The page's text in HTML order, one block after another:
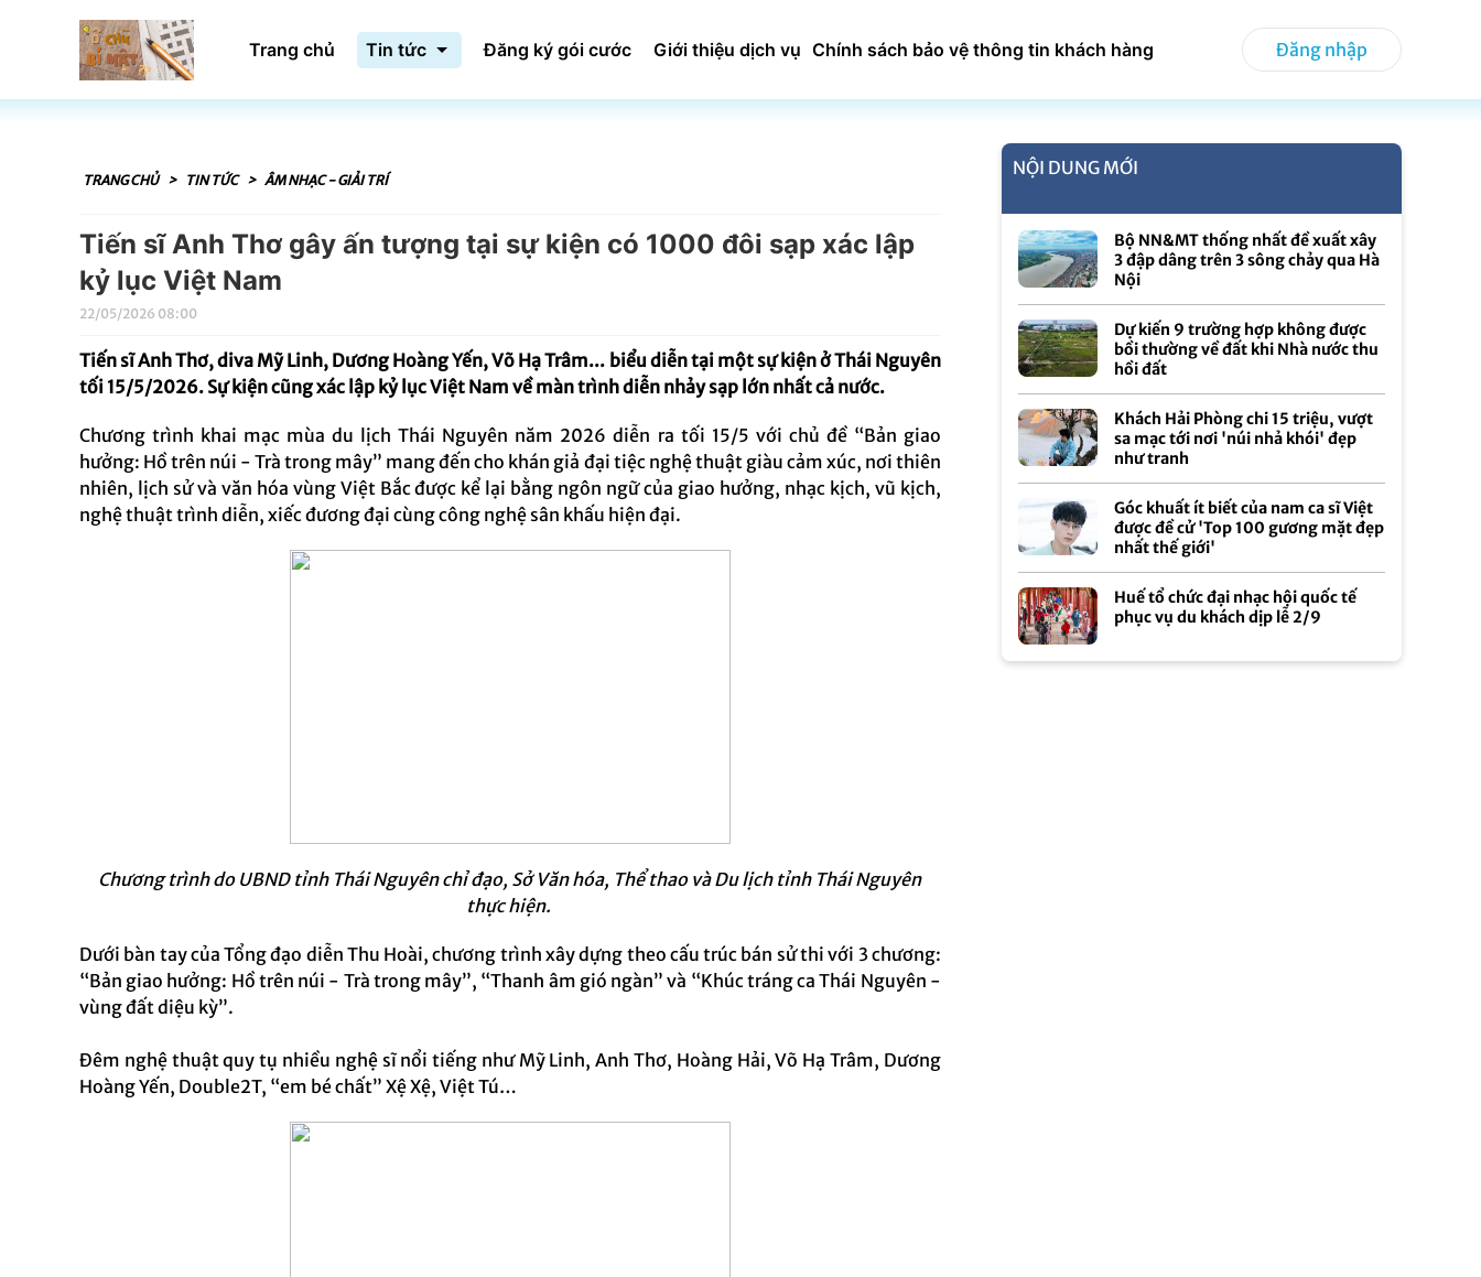
Trang chủ Tin tức Đăng ký gói cước Giới thiệu dịch vụ Chính sách bảo vệ thông tin khách hàng Đăng nhập
TRANG CHỦ > TIN TỨC > ÂM NHẠC - GIẢI TRÍ
Tiến sĩ Anh Thơ gây ấn tượng tại sự kiện có 1000 đôi sạp xác lập
kỷ lục Việt Nam
22/05/2026 08:00
Tiến sĩ Anh Thơ, diva Mỹ Linh, Dương Hoàng Yến, Võ Hạ Trâm... biểu diễn tại một sự kiện ở Thái Nguyên
tối 15/5/2026. Sự kiện cũng xác lập kỷ lục Việt Nam về màn trình diễn nhảy sạp lớn nhất cả nước.
Chương trình khai mạc mùa du lịch Thái Nguyên năm 2026 diễn ra tối 15/5 với chủ đề “Bản giao
hưởng: Hồ trên núi - Trà trong mây” mang đến cho khán giả đại tiệc nghệ thuật giàu cảm xúc, nơi thiên
nhiên, lịch sử và văn hóa vùng Việt Bắc được kể lại bằng ngôn ngữ của giao hưởng, nhạc kịch, vũ kịch,
nghệ thuật trình diễn, xiếc đương đại cùng công nghệ sân khấu hiện đại.
Chương trình do UBND tỉnh Thái Nguyên chỉ đạo, Sở Văn hóa, Thể thao và Du lịch tỉnh Thái Nguyên
thực hiện.
Dưới bàn tay của Tổng đạo diễn Thu Hoài, chương trình xây dựng theo cấu trúc bán sử thi với 3 chương:
“Bản giao hưởng: Hồ trên núi - Trà trong mây”, “Thanh âm gió ngàn” và “Khúc tráng ca Thái Nguyên -
vùng đất diệu kỳ”.
Đêm nghệ thuật quy tụ nhiều nghệ sĩ nổi tiếng như Mỹ Linh, Anh Thơ, Hoàng Hải, Võ Hạ Trâm, Dương
Hoàng Yến, Double2T, “em bé chất” Xệ Xệ, Việt Tú…
NỘI DUNG MỚI
Bộ NN&MT thống nhất đề xuất xây
3 đập dâng trên 3 sông chảy qua Hà
Nội
Dự kiến 9 trường hợp không được
bồi thường về đất khi Nhà nước thu
hồi đất
Khách Hải Phòng chi 15 triệu, vượt
sa mạc tới nơi 'núi nhả khói' đẹp
như tranh
Góc khuất ít biết của nam ca sĩ Việt
được đề cử 'Top 100 gương mặt đẹp
nhất thế giới'
Huế tổ chức đại nhạc hội quốc tế
phục vụ du khách dịp lễ 2/9